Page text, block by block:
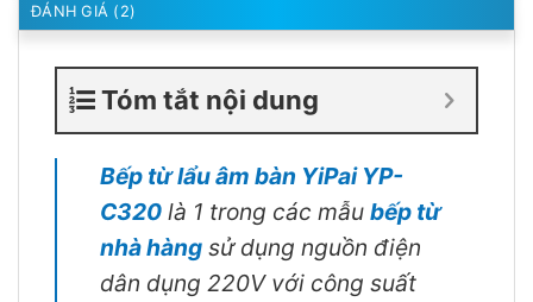
ĐÁNH GIÁ (2)
Tóm tắt nội dung
Bếp từ lẩu âm bàn YiPai YP-
C320 là 1 trong các mẫu bếp từ
nhà hàng sử dụng nguồn điện
dân dụng 220V với công suất